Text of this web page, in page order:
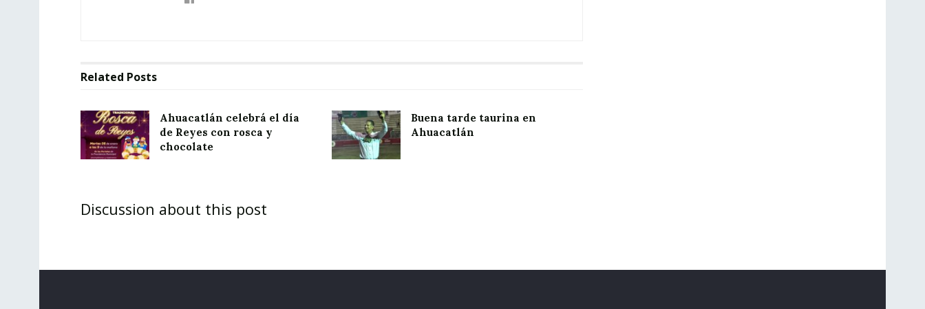
Related Posts
Ahuacatlán celebrá el día
de Reyes con rosca y
chocolate
Buena tarde taurina en
Ahuacatlán
Discussion about this post